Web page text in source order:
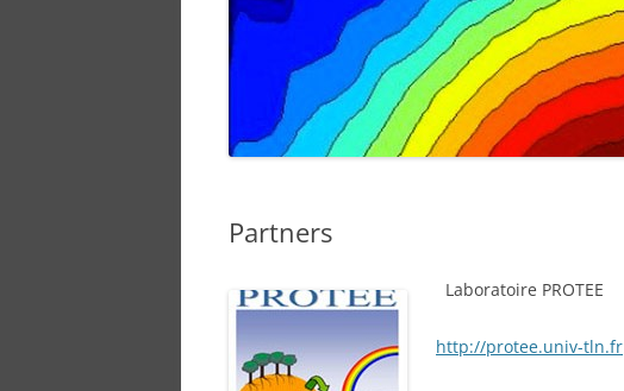
PARAFAC-TRAINING
SPONSOR
Partners
Laboratoire PROTEE
http://protee.univ-tln.fr